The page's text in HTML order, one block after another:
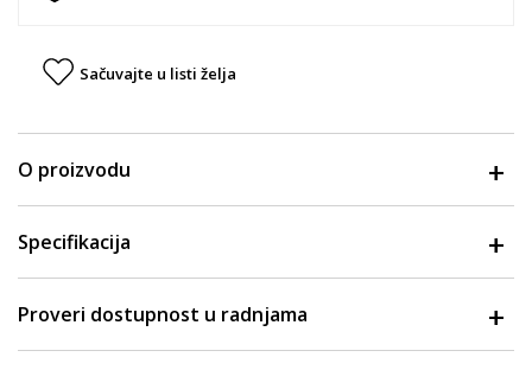
Sačuvajte u listi želja
O proizvodu
Specifikacija
Proveri dostupnost u radnjama